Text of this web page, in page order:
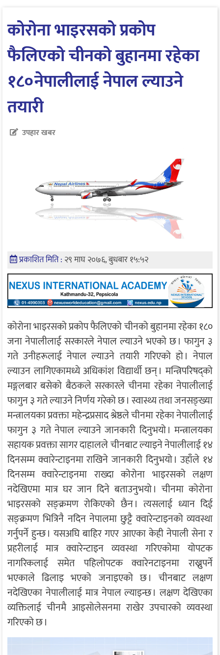
कोरोना भाइरसको प्रकोप
फैलिएको चीनको बुहानमा रहेका
१८०नेपालीलाई नेपाल ल्याउने
तयारी
उपहार खबर
प्रकाशित मिति : २९ माघ २०७६, बुधबार १५:५२
कोरोना भाइरसको प्रकोप फैलिएको चीनको बुहानमा रहेका १८०
जना नेपालीलाई सरकारले नेपाल ल्याउने भएको छ । फागुन ३
गते उनीहरूलाई नेपाल ल्याउने तयारी गरिएको हो । नेपाल
ल्याउन लागिएकामध्ये अधिकांश विद्यार्थी छन् । मन्त्रिपरिषद्को
मङ्गलबार बसेको बैठकले सरकारले चीनमा रहेका नेपालीलाई
फागुन ३ गते ल्याउने निर्णय गरेको छ । स्वास्थ्य तथा जनसङ्ख्या
मन्त्रालयका प्रवक्ता महेन्द्रप्रसाद श्रेष्ठले चीनमा रहेका नेपालीलाई
फागुन ३ गते नेपाल ल्याउने जानकारी दिनुभयो । मन्त्रालयका
सहायक प्रवक्ता सागर दाहालले चीनबाट ल्याइने नेपालीलाई १४
दिनसम्म क्वारेन्टाइनमा राखिने जानकारी दिनुभयो । उहाँले १४
दिनसम्म क्वारेन्टाइनमा राख्दा कोरोना भाइरसको लक्षण
नदेखिएमा मात्र घर जान दिने बताउनुभयो । चीनमा कोरोना
भाइरसको सङ्क्रमण रोकिएको छैन । त्यसलाई ध्यान दिई
सङ्क्रमण भित्रिनै नदिन नेपालमा छुट्टै क्वारेन्टाइनको व्यवस्था
गर्नुपर्ने हुन्छ । यसअघि बाहिर गएर आएका केही नेपाली सेना र
प्रहरीलाई मात्र क्वारेन्टाइन व्यवस्था गरिएकोमा योपटक
नागरिकलाई समेत पहिलोपटक क्वारेनटाइनमा राख्नुपर्ने
भएकाले ढिलाइ भएको जनाइएको छ । चीनबाट लक्षण
नदेखिएका नेपालीलाई मात्र नेपाल ल्याइन्छ । लक्षण देखिएका
व्यक्तिलाई चीनमै आइसोलेसनमा राखेर उपचारको व्यवस्था
गरिएको छ ।